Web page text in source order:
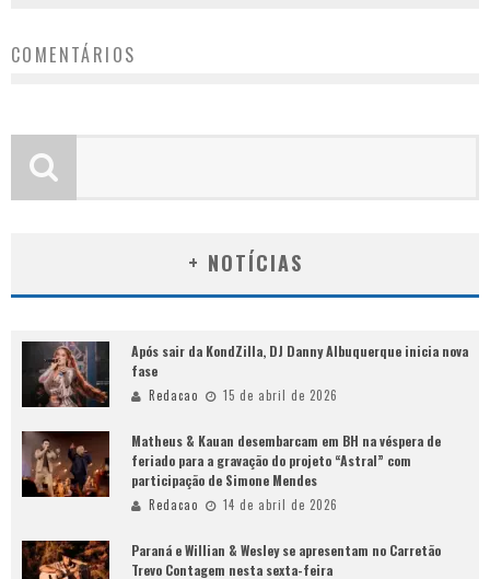
COMENTÁRIOS
+ NOTÍCIAS
Após sair da KondZilla, DJ Danny Albuquerque inicia nova
fase
Redacao 15 de abril de 2026
Matheus & Kauan desembarcam em BH na véspera de
feriado para a gravação do projeto “Astral” com
participação de Simone Mendes
Redacao 14 de abril de 2026
Paraná e Willian & Wesley se apresentam no Carretão
Trevo Contagem nesta sexta-feira